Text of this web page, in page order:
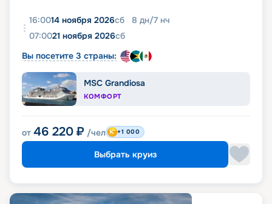
16:0014 ноября 2026сб 8 дн/7 нч
07:0021 ноября 2026сб
Вы посетите 3 страны:
MSC Grandiosa
КОМФОРТ
от 46 220 ₽ /чел +1 000
Выбрать круиз